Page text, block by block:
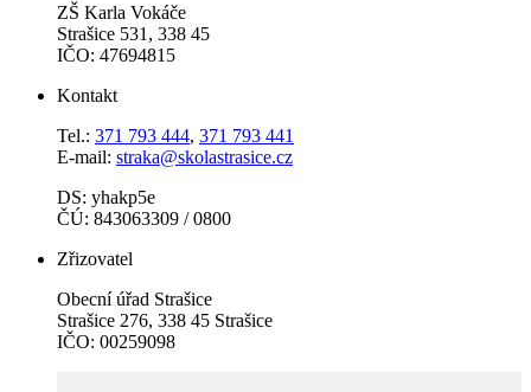
ZŠ Karla Vokáče
Strašice 531, 338 45
IČO: 47694815
Kontakt
Tel.: 371 793 444, 371 793 441
E-mail: straka@skolastrasice.cz
DS: yhakp5e
ČÚ: 843063309 / 0800
Zřizovatel
Obecní úřad Strašice
Strašice 276, 338 45 Strašice
IČO: 00259098